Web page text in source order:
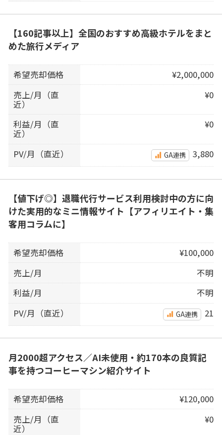
【160記事以上】全国のおすすめ高級ホテルをまと
めた旅行メディア
希望売却価格
¥2,000,000
売上/月（直
近）
¥0
利益/月（直
近）
¥0
PV/月（直近） GA連携 3,880
【値下げ◎】退職代行サービス利用検討中の方に向
けた実用的なミニ情報サイト【アフィリエイト・集
客用コラムに】
希望売却価格
¥100,000
売上/月
不明
利益/月
不明
PV/月（直近）
GA連携 21
月2000超アクセス／AI未使用・約170本の良質記
事を持つコーヒーマシン紹介サイト
希望売却価格
¥120,000
売上/月（直
近）
¥0